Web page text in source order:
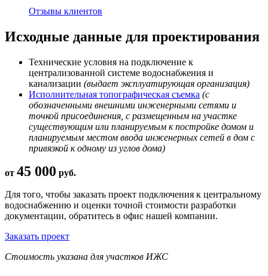
Отзывы клиентов
Исходные данные для проектирования
Технические условия на подключение к
централизованной системе водоснабжения и
канализации (выдает эксплуатирующая организация)
Исполнительная топографическая съемка (с
обозначенными внешними инженерными сетями и
точкой присоединения, с размещенным на участке
существующим или планируемым к постройке домом и
планируемым местом ввода инженерных сетей в дом с
привязкой к одному из углов дома)
от 45 000 руб.
Для того, чтобы заказать проект подключения к центральному
водоснабжению и оценки точной стоимости разработки
документации, обратитесь в офис нашей компании.
Заказать проект
Стоимость указана для участков ИЖС